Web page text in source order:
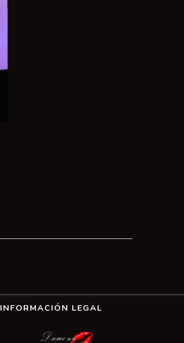
INFORMACIÓN LEGAL